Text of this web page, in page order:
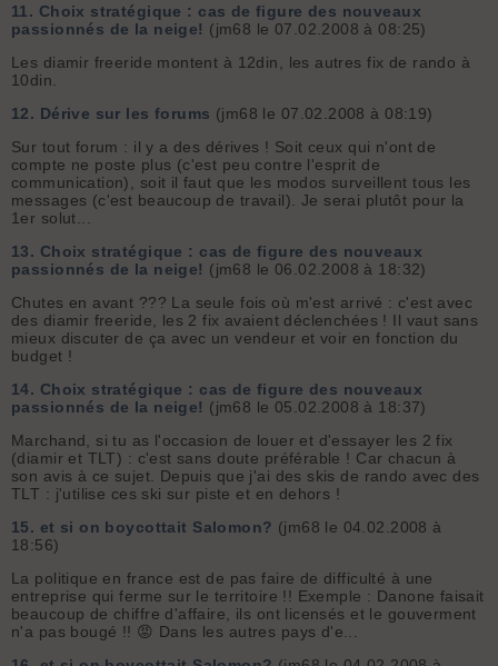
11. Choix stratégique : cas de figure des nouveaux
passionnés de la neige! (jm68 le 07.02.2008 à 08:25)
Les diamir freeride montent à 12din, les autres fix de rando à
10din.
12. Dérive sur les forums (jm68 le 07.02.2008 à 08:19)
Sur tout forum : il y a des dérives ! Soit ceux qui n'ont de
compte ne poste plus (c'est peu contre l'esprit de
communication), soit il faut que les modos surveillent tous les
messages (c'est beaucoup de travail). Je serai plutôt pour la
1er solut...
13. Choix stratégique : cas de figure des nouveaux
passionnés de la neige! (jm68 le 06.02.2008 à 18:32)
Chutes en avant ??? La seule fois où m'est arrivé : c'est avec
des diamir freeride, les 2 fix avaient déclenchées ! Il vaut sans
mieux discuter de ça avec un vendeur et voir en fonction du
budget !
14. Choix stratégique : cas de figure des nouveaux
passionnés de la neige! (jm68 le 05.02.2008 à 18:37)
Marchand, si tu as l'occasion de louer et d'essayer les 2 fix
(diamir et TLT) : c'est sans doute préférable ! Car chacun à
son avis à ce sujet. Depuis que j'ai des skis de rando avec des
TLT : j'utilise ces ski sur piste et en dehors !
15. et si on boycottait Salomon? (jm68 le 04.02.2008 à
18:56)
La politique en france est de pas faire de difficulté à une
entreprise qui ferme sur le territoire !! Exemple : Danone faisait
beaucoup de chiffre d'affaire, ils ont licensés et le gouverment
n'a pas bougé !! 😡 Dans les autres pays d'e...